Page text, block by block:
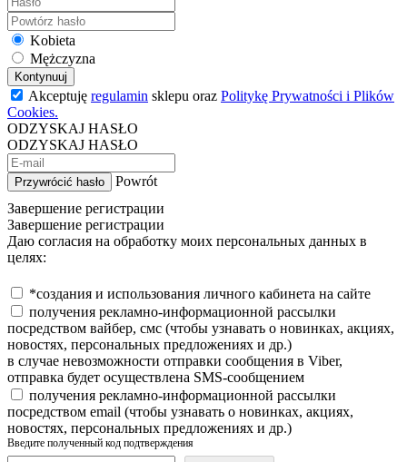
Kobieta
Mężczyzna
Kontynuuj
Akceptuję regulamin sklepu oraz Politykę Prywatności i Plików
Cookies.
ODZYSKAJ HASŁO
ODZYSKAJ HASŁO
Przywrócić hasło
Powrót
Завершение регистрации
Завершение регистрации
Даю согласия на обработку моих персональных данных в
целях:
*создания и использования личного кабинета на сайте
получения рекламно-информационной рассылки
посредством вайбер, смс (чтобы узнавать о новинках, акциях,
новостях, персональных предложениях и др.)
в случае невозможности отправки сообщения в Viber,
отправка будет осуществлена SMS-сообщением
получения рекламно-информационной рассылки
посредством email (чтобы узнавать о новинках, акциях,
новостях, персональных предложениях и др.)
Введите полученный код подтверждения